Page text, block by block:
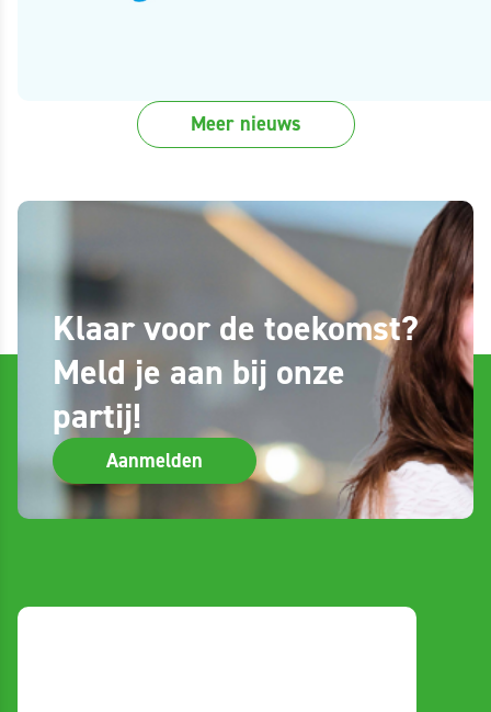
Meer nieuws
Klaar voor de toekomst?
Meld je aan bij onze
partij!
Aanmelden